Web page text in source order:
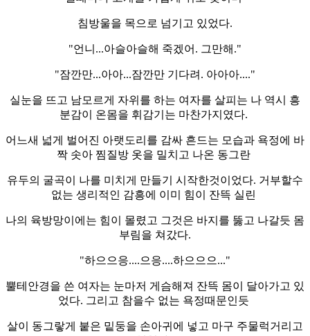
침방울을 목으로 넘기고 있었다.
"언니...아슬아슬해 죽겠어. 그만해."
"잠깐만...아아...잠깐만 기다려. 아아아...."
실눈을 뜨고 남모르게 자위를 하는 여자를 살피는 나 역시 흥
분감이 온몸을 휘감기는 마찬가지였다.
어느새 넓게 벌어진 아랫도리를 감싸 흔드는 모습과 욕정에 바
짝 솟아 찜질방 옷을 밀치고 나온 동그란
유두의 굴곡이 나를 미치게 만들기 시작한것이었다. 거부할수
없는 생리적인 감흥에 이미 힘이 잔뜩 실린
나의 육방망이에는 힘이 몰렸고 그것은 바지를 뚫고 나갈듯 몸
부림을 쳐갔다.
"하으으응....으응....하으으으..."
뿔테안경을 쓴 여자는 눈마저 게슴해져 잔뜩 몸이 달아가고 있
었다. 그리고 참을수 없는 욕정때문인듯
살이 동그랗게 붙은 밑둥을 손아귀에 넣고 마구 주물럭거리고